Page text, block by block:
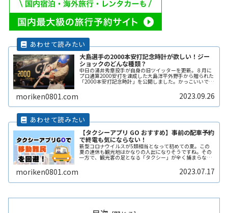
大島選手の2000本安打記念時計が欲しい！ジー
ショックのどんな種類？
中日の涌井秀章投手が自身の旧ツイッターを更新。８月に
プロ通算2000安打を達成した大島洋平外野手から贈られた
「2000本安打記念時計」を公開しました。かっこいいです
moriken0801.com 2023.09.26
【タクシーアプリ GO おすすめ】事前の配車予約
で終電も気にならない！
新型コロナウイルスが5類相当となって初めての夏。この
夏の連休も観光地はかなりの人出になりそうですね。その
一方で、観光客の足となる「タクシー」が全く捕まらな
い、という問題も出てきているようです。また夜遅くまで
遊んで終電を逃した方へもおススメすReadMore...
moriken0801.com 2023.07.17